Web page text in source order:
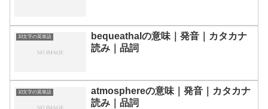
10文字の英単語
bequeathalの意味｜発音｜カタカナ
読み｜品詞
10文字の英単語
atmosphereの意味｜発音｜カタカナ
読み｜品詞